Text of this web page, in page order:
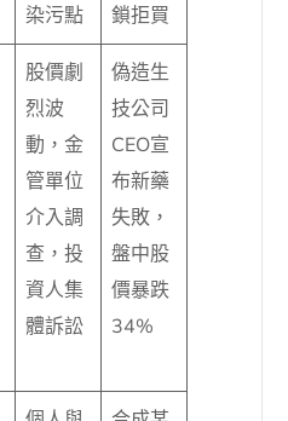
染污點
鎖拒買
股價劇
烈波
動，金
管單位
介入調
查，投
資人集
體訴訟
偽造生
技公司
CEO宣
布新藥
失敗，
盤中股
價暴跌
34%